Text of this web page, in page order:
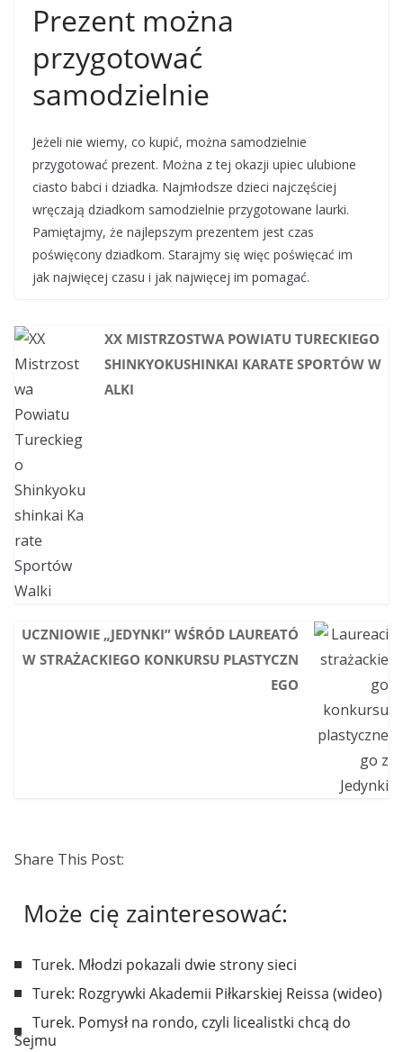
Prezent można
przygotować
samodzielnie
Jeżeli nie wiemy, co kupić, można samodzielnie
przygotować prezent. Można z tej okazji upiec ulubione
ciasto babci i dziadka. Najmłodsze dzieci najczęściej
wręczają dziadkom samodzielnie przygotowane laurki.
Pamiętajmy, że najlepszym prezentem jest czas
poświęcony dziadkom. Starajmy się więc poświęcać im
jak najwięcej czasu i jak najwięcej im pomagać.
XX MISTRZOSTWA POWIATU TURECKIEGO
SHINKYOKUSHINKAI KARATE SPORTÓW W
ALKI
UCZNIOWIE „JEDYNKI” WŚRÓD LAUREATÓ
W STRAŻACKIEGO KONKURSU PLASTYCZN
EGO
Share This Post:
Może cię zainteresować:
Turek. Młodzi pokazali dwie strony sieci
Turek: Rozgrywki Akademii Piłkarskiej Reissa (wideo)
Turek. Pomysł na rondo, czyli licealistki chcą do
Sejmu